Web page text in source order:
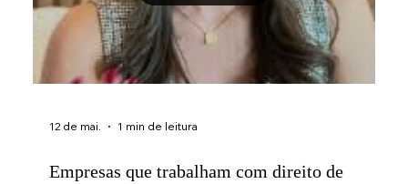
12 de mai. 1 min de leitura
Empresas que trabalham com direito de